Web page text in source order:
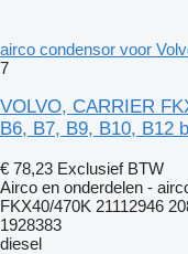
airco condensor voor
7
VOLVO, CARRIER
B6, B7, B9, B10, B12
€ 78,23 Exclusief BTW
Airco en onderdelen -
FKX40/470K 21112946
1928383
diesel